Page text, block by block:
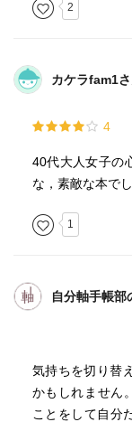
2
カケラfam1
4
40代大人女子の
な，素敵な本でし
1
自分軸手帳部
気持ちを切り替
かもしれません
ことをして自分